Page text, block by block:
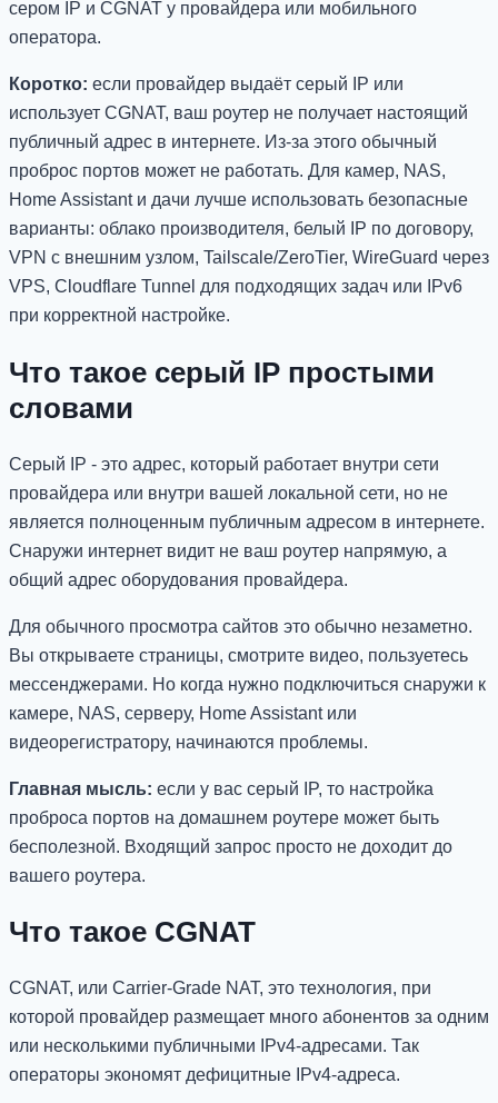
сером IP и CGNAT у провайдера или мобильного
оператора.
Коротко: если провайдер выдаёт серый IP или
использует CGNAT, ваш роутер не получает настоящий
публичный адрес в интернете. Из-за этого обычный
проброс портов может не работать. Для камер, NAS,
Home Assistant и дачи лучше использовать безопасные
варианты: облако производителя, белый IP по договору,
VPN с внешним узлом, Tailscale/ZeroTier, WireGuard через
VPS, Cloudflare Tunnel для подходящих задач или IPv6
при корректной настройке.
Что такое серый IP простыми
словами
Серый IP - это адрес, который работает внутри сети
провайдера или внутри вашей локальной сети, но не
является полноценным публичным адресом в интернете.
Снаружи интернет видит не ваш роутер напрямую, а
общий адрес оборудования провайдера.
Для обычного просмотра сайтов это обычно незаметно.
Вы открываете страницы, смотрите видео, пользуетесь
мессенджерами. Но когда нужно подключиться снаружи к
камере, NAS, серверу, Home Assistant или
видеорегистратору, начинаются проблемы.
Главная мысль: если у вас серый IP, то настройка
проброса портов на домашнем роутере может быть
бесполезной. Входящий запрос просто не доходит до
вашего роутера.
Что такое CGNAT
CGNAT, или Carrier-Grade NAT, это технология, при
которой провайдер размещает много абонентов за одним
или несколькими публичными IPv4-адресами. Так
операторы экономят дефицитные IPv4-адреса.